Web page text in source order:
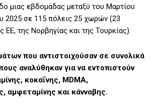
μιας εβδομάδας μεταξύ του Μαρτίου
2025 σε 115 πόλεις 25 χωρών (23
ΕΕ, της Νορβηγίας και της Τουρκίας).
που αντιστοιχούσαν σε συνολικά
αναλύθηκαν για να εντοπιστούν
κοκαΐνης, MDMA,
αμφεταμίνης και κάνναβης.